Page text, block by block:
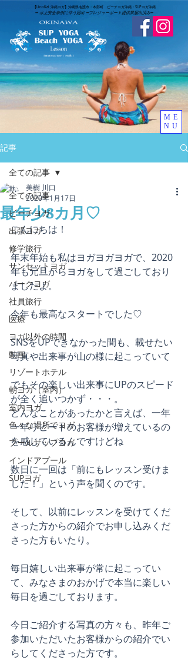
​【LinoKai 沖縄ヨガ】沖縄県名護市・本部町 ビーチヨガ沖縄・SUPヨガ沖縄
➖ 水上安全条例に伴う届出 ➖​プレジャーボート提供業届出済み➖
ME
NU
記事
全ての記事
ビーチヨガ
出張ヨガ
修学旅行
サンセットヨガ
パークヨガ
社員旅行
医療
ヨガ以外の時間
動画
リゾートホテル
朝ヨガ（室内）
室内ヨガ
色々な場所でヨガ
プールサップヨガ
インドアプール
SUPヨガ
全ての記事
最年少8カ月♡
美樹 川口
2020年1月17日
こんにちは！
年末年始も私はヨガヨガヨガで、2020
年も元旦からヨガをして過ごしており
ましたよ。
今年も最高なスタートでした♡
SNSをUPできなかった間も、載せたい
写真や出来事が山の様に起こっていて
でもその楽しい出来事にUPのスピード
が全く追いつかず・・・。
どんなことがあったかと言えば、一年
一年リピートのお客様が増えているの
を感じているんですけどね
数日に一回は「前にもレッスン受けま
した！」という声を聞くのです。
そして、以前にレッスンを受けてくだ
さった方からの紹介でお申し込みくだ
さった方もいたり。
毎日嬉しい出来事が常に起こってい
て、みなさまのおかげで本当に楽しい
毎日を過ごしております。
今日ご紹介する写真の方々も、昨年ご
参加いただいたお客様からの紹介でい
らしてくださった方です。